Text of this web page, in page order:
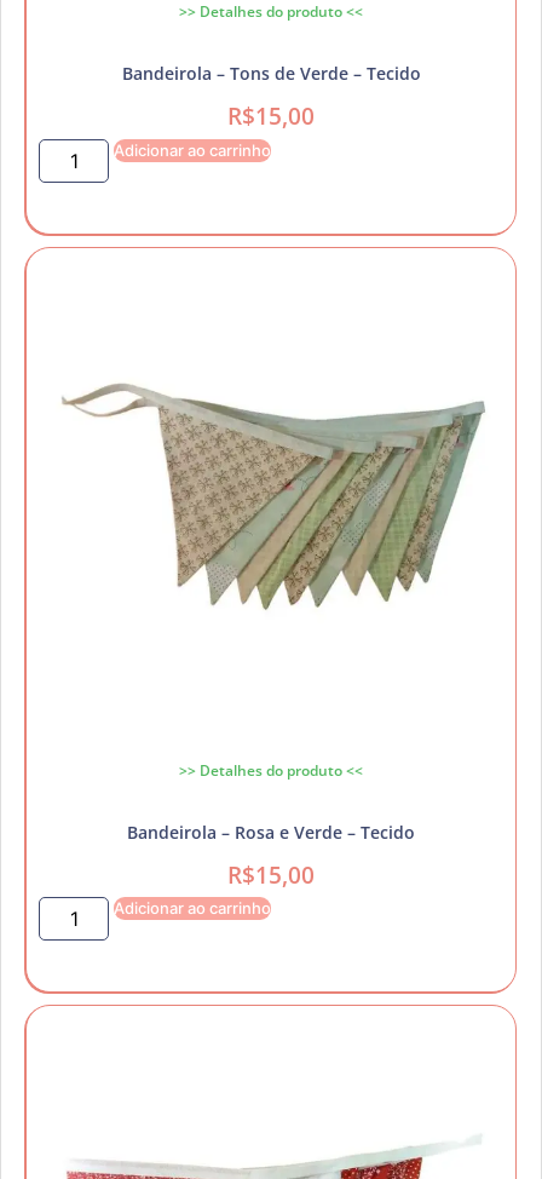
>> Detalhes do produto <<
Bandeirola – Tons de Verde – Tecido
R$15,00
Adicionar ao carrinho
>> Detalhes do produto <<
Bandeirola – Rosa e Verde – Tecido
R$15,00
Adicionar ao carrinho